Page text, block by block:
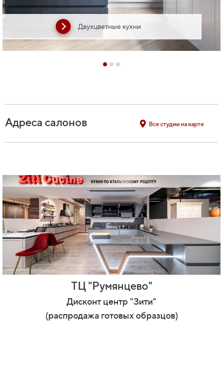
Двухцветные кухни
Адреса салонов Все студии на карте
ТЦ "Румянцево"
Дисконт центр "Зити"
(распродажа готовых образцов)